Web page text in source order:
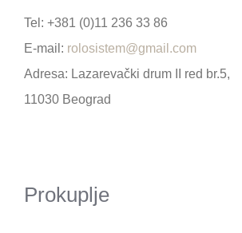
Tel: +381 (0)11 236 33 86
E-mail: rolosistem@gmail.com
Adresa: Lazarevački drum II red br.5,
11030 Beograd
Prokuplje